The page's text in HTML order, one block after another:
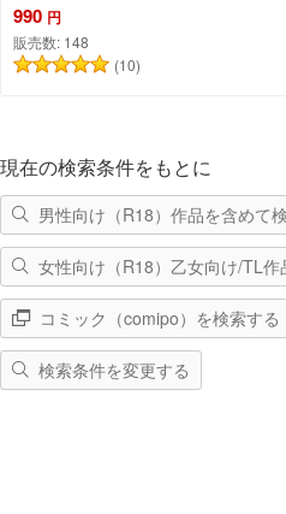
990 円
販売数: 148
(10)
カートに追加
現在の検索条件をもとに
男性向け（R18）作品を含めて
女性向け（R18）乙女向け/TL作
コミック（comipo）を検索する
検索条件を変更する